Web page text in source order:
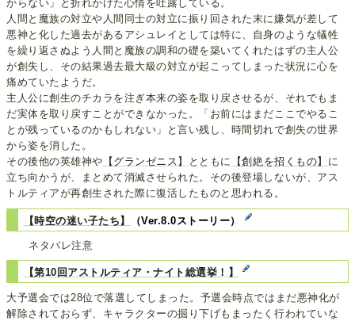
からない」と折れかけた心情を吐露している。
人間と魔族の対立や人間同士の対立に振り回された末に嫌気が差して
悪神と化した過去があるアシュレイとしては特に、自身のような犠牲
を繰り返さぬよう人間と魔族の調和の礎を築いてくれたはずの主人公
が創失し、その結果過去最大級の対立が起こってしまった状況に心を
痛めていたようだ。
主人公に創生のチカラを注ぎ本来の姿を取り戻させるが、それでもま
だ実体を取り戻すことができなかった。「お前にはまだここでやるこ
とが残っているのかもしれない」と言い残し、時間切れで創失の世界
から姿を消した。
その後他の英雄神や 【グランゼニス】 とともに 【創絶を招くもの】 に
立ち向かうが、まとめて消滅させられた。その後登場しないが、アス
トルティアが再創生された際に復活したものと思われる。
【時空の迷い子たち】 （Ver.8.0ストーリー）
ネタバレ注意
【第10回アストルティア・ナイト総選挙！】
大予選会では28位で落選してしまった。予選会時点ではまだ悪神化が
解除されておらず、キャラクターの掘り下げもまったく行われていな